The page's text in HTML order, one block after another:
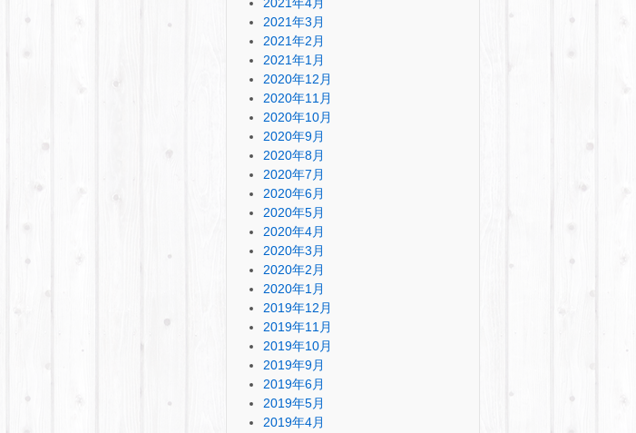
2021年3月
2021年2月
2021年1月
2020年12月
2020年11月
2020年10月
2020年9月
2020年8月
2020年7月
2020年6月
2020年5月
2020年4月
2020年3月
2020年2月
2020年1月
2019年12月
2019年11月
2019年10月
2019年9月
2019年6月
2019年5月
2019年4月